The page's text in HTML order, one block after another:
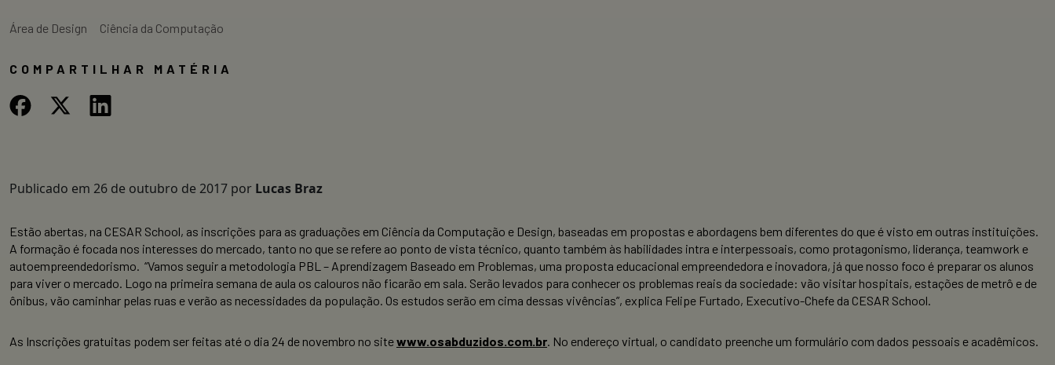
Área de Design Ciência da Computação
COMPARTILHAR MATÉRIA
Publicado em 26 de outubro de 2017 por Lucas Braz
Estão abertas, na CESAR School, as inscrições para as graduações em Ciência da Computação e Design, baseadas em propostas e abordagens bem diferentes do que é visto em outras instituições.
A formação é focada nos interesses do mercado, tanto no que se refere ao ponto de vista técnico, quanto também às habilidades intra e interpessoais, como protagonismo, liderança, teamwork e
autoempreendedorismo. “Vamos seguir a metodologia PBL – Aprendizagem Baseado em Problemas, uma proposta educacional empreendedora e inovadora, já que nosso foco é preparar os alunos
para viver o mercado. Logo na primeira semana de aula os calouros não ficarão em sala. Serão levados para conhecer os problemas reais da sociedade: vão visitar hospitais, estações de metrô e de
ônibus, vão caminhar pelas ruas e verão as necessidades da população. Os estudos serão em cima dessas vivências”, explica Felipe Furtado, Executivo-Chefe da CESAR School.
As Inscrições gratuitas podem ser feitas até o dia 24 de novembro no sitewww.osabduzidos.com.br . No endereço virtual, o candidato preenche um formulário com dados pessoais e acadêmicos.